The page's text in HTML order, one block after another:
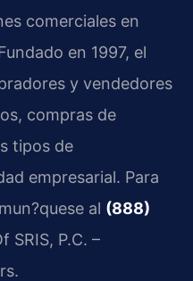
comerciales en
en 1997, el
y vendedores
compras de
tipos de
empresarial. Para
al (888)
SRIS, P.C. –